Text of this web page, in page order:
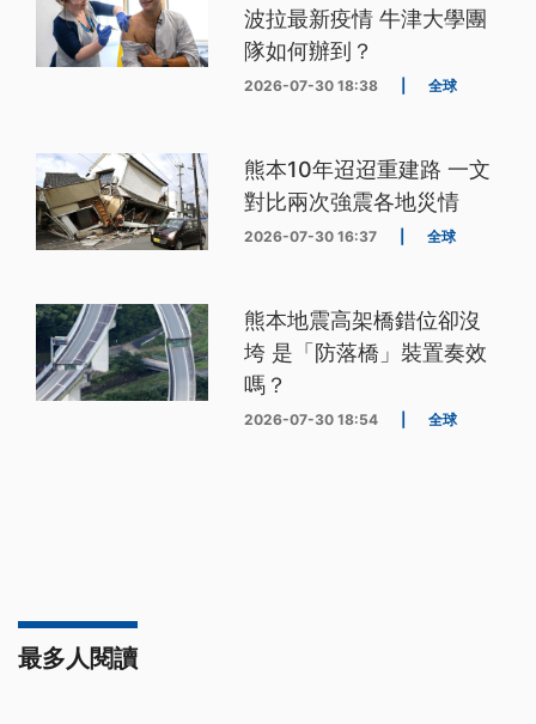
波拉最新疫情 牛津大學團
隊如何辦到？
2026-07-30 18:38 全球
熊本10年迢迢重建路 一文
對比兩次強震各地災情
2026-07-30 16:37 全球
熊本地震高架橋錯位卻沒
垮 是「防落橋」裝置奏效
嗎？
2026-07-30 18:54 全球
最多人閱讀